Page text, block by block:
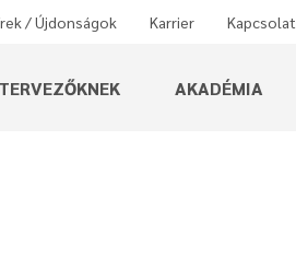
/ Újdonságok Karrier Kapcsolat
AKADÉMIA